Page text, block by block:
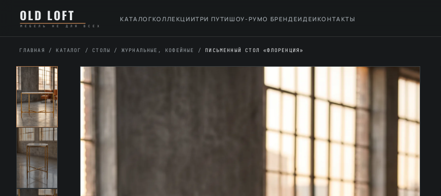
содержимому
содержимому
OLD LOFT
МЕБЕЛЬ НЕ ДЛЯ ВСЕХ
КАТАЛОГКОЛЛЕКЦИИТРИ ПУТИШОУ-РУМО БРЕНДЕИДЕИКОНТАКТЫ
ГЛАВНАЯ / КАТАЛОГ / СТОЛЫ / ЖУРНАЛЬНЫЕ, КОФЕЙНЫЕ / ПИСЬМЕННЫЙ СТОЛ «ФЛОРЕНЦИЯ»